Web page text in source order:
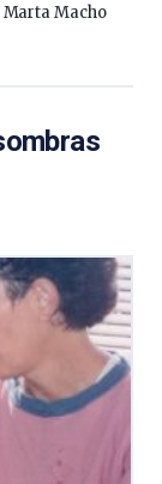
Macho